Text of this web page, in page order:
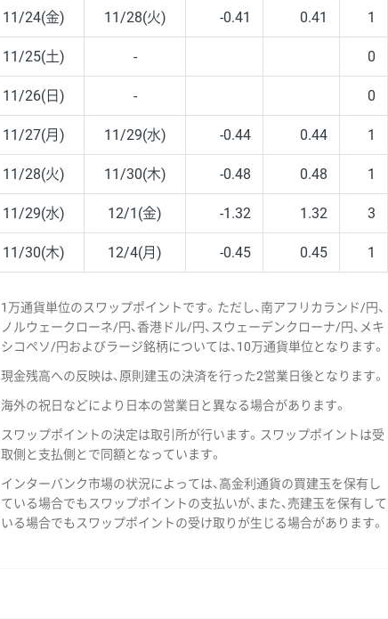
11/24(金) 11/28(火) -0.41 0.41 1
11/25(土) - 0
11/26(日) - 0
11/27(月) 11/29(水) -0.44 0.44 1
11/28(火) 11/30(木) -0.48 0.48 1
11/29(水) 12/1(金) -1.32 1.32 3
11/30(木) 12/4(月) -0.45 0.45 1
1万通貨単位のスワップポイントです。ただし、南アフリカランド/円、
ノルウェークローネ/円、香港ドル/円、スウェーデンクローナ/円、メキ
シコペソ/円およびラージ銘柄については、10万通貨単位となります。
現金残高への反映は、原則建玉の決済を行った2営業日後となります。
海外の祝日などにより日本の営業日と異なる場合があります。
スワップポイントの決定は取引所が行います。スワップポイントは受
取側と支払側とで同額となっています。
インターバンク市場の状況によっては、高金利通貨の買建玉を保有し
ている場合でもスワップポイントの支払いが、また、売建玉を保有して
いる場合でもスワップポイントの受け取りが生じる場合があります。